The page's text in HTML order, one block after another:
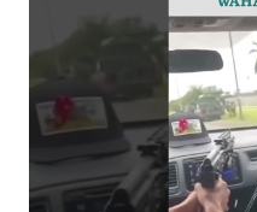
BALI
WN
KALBAR